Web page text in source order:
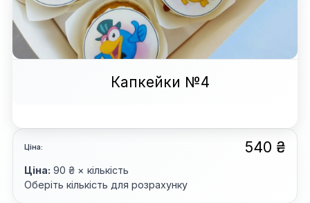
Капкейки №4
Ціна: 540 ₴
Ціна: 90 ₴ × кількість
Оберіть кількість для розрахунку